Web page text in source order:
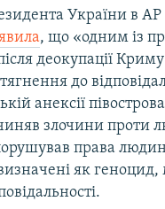
України в
, що «одним із
деокупації
до
анексії
злочини проти
права
як геноцид,